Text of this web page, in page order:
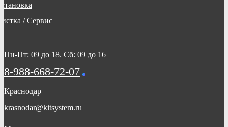
/ Сервис
Пн-Пт: 09 до 18. Сб: 09 до 16
8-988-668-72-07
Краснодар
krasnodar@kitsystem.ru